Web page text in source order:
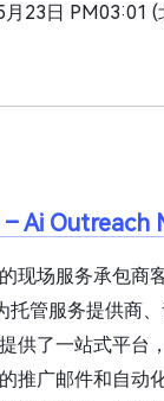
月23日 PM03:01 (
– Ai Outreach
现场服务承包商
托管服务提供商、
供了一站式平台
推广邮件和自动